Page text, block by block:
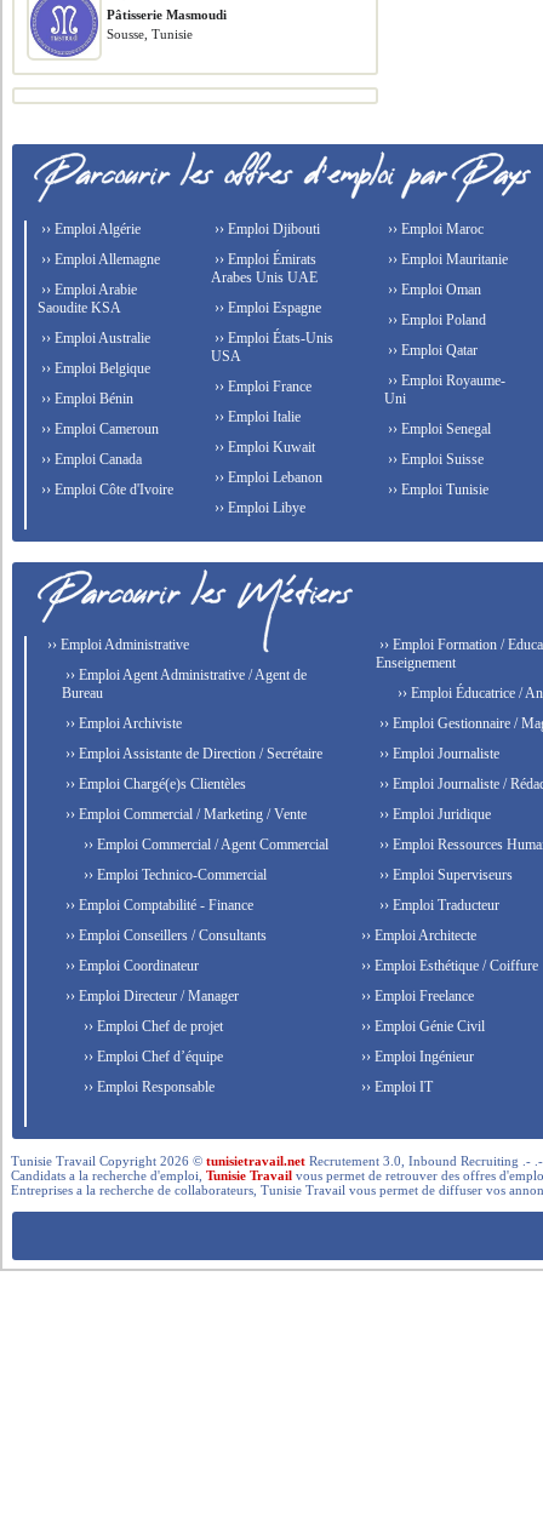
Pâtisserie Masmoudi
Sousse, Tunisie
›› Emploi Algérie
›› Emploi Allemagne
›› Emploi Arabie
Saoudite KSA
›› Emploi Australie
›› Emploi Belgique
›› Emploi Bénin
›› Emploi Cameroun
›› Emploi Canada
›› Emploi Côte d'Ivoire
›› Emploi Djibouti
›› Emploi Émirats
Arabes Unis UAE
›› Emploi Espagne
›› Emploi États-Unis
USA
›› Emploi France
›› Emploi Italie
›› Emploi Kuwait
›› Emploi Lebanon
›› Emploi Libye
›› Emploi Maroc
›› Emploi Mauritanie
›› Emploi Oman
›› Emploi Poland
›› Emploi Qatar
›› Emploi Royaume-
Uni
›› Emploi Senegal
›› Emploi Suisse
›› Emploi Tunisie
›› Emploi Administrative
›› Emploi Agent Administrative / Agent de
Bureau
›› Emploi Archiviste
›› Emploi Assistante de Direction / Secrétaire
›› Emploi Chargé(e)s Clientèles
›› Emploi Commercial / Marketing / Vente
›› Emploi Commercial / Agent Commercial
›› Emploi Technico-Commercial
›› Emploi Comptabilité - Finance
›› Emploi Conseillers / Consultants
›› Emploi Coordinateur
›› Emploi Directeur / Manager
›› Emploi Chef de projet
›› Emploi Chef d’équipe
›› Emploi Responsable
›› Emploi Formation /
Enseignement
›› Emploi Éducatrice /
›› Emploi Gestionnaire /
›› Emploi Journaliste
›› Emploi Journaliste /
›› Emploi Juridique
›› Emploi Ressources
›› Emploi Superviseurs
›› Emploi Traducteur
›› Emploi Architecte
›› Emploi Esthétique / Coiffure
›› Emploi Freelance
›› Emploi Génie Civil
›› Emploi Ingénieur
›› Emploi IT
Tunisie Travail Copyright 2026 ©tunisietravail.net Recrutement 3.0, Inbound Recruiting .-
Candidats a la recherche d'emploi,Tunisie Travail vous permet de retrouver des offres
Entreprises a la recherche de collaborateurs, Tunisie Travail vous permet de diffuser vos